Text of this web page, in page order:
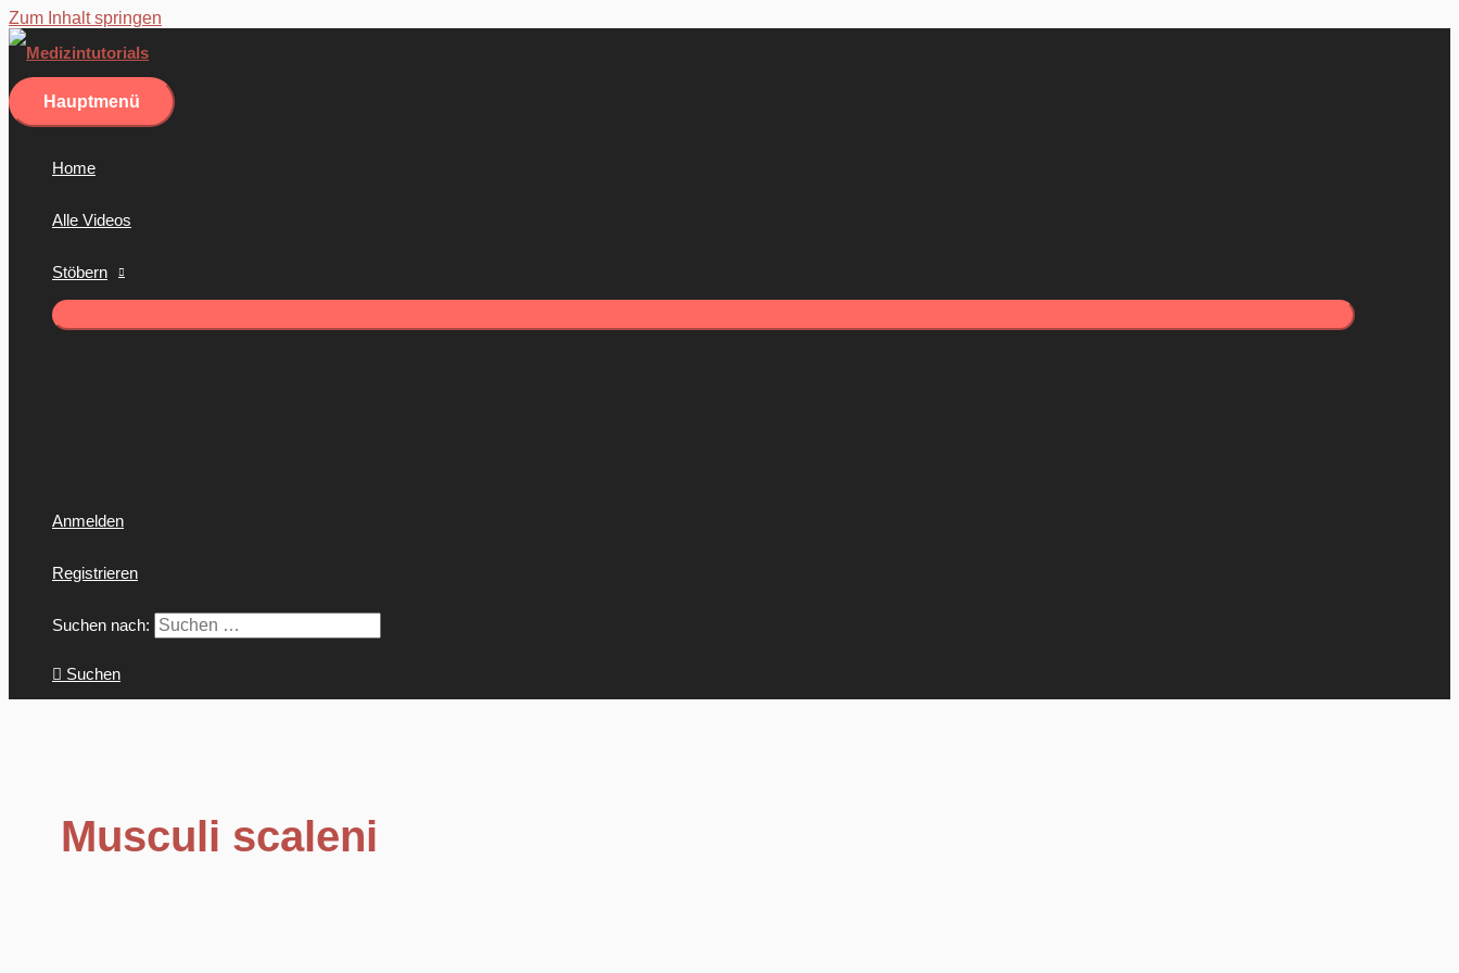
Zum Inhalt springen
Hauptmenü
Home
Alle Videos
Stöbern
Anmelden
Registrieren
Suchen nach:
Suchen
Musculi scaleni